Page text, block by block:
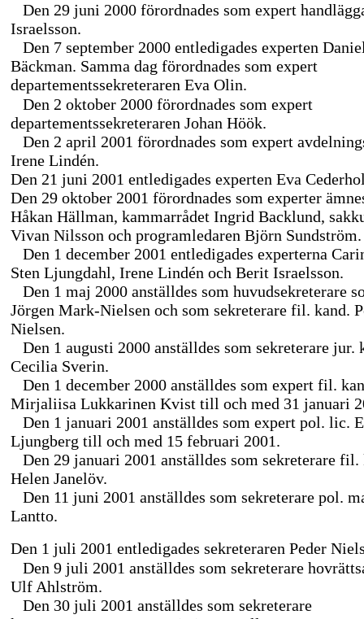
Den 29 juni 2000 förordnades som expert
Israelsson.
Den 7 september 2000 entledigades experten
Bäckman. Samma dag förordnades som expert
departementssekreteraren Eva Olin.
Den 2 oktober 2000 förordnades som expert
departementssekreteraren Johan Höök.
Den 2 april 2001 förordnades som expert
Irene Lindén.
Den 21 juni 2001 entledigades experten Eva
Den 29 oktober 2001 förordnades som experter
Håkan Hällman, kammarrådet Ingrid Backlund,
Vivan Nilsson och programledaren Björn Sundström.
Den 1 december 2001 entledigades experterna
Sten Ljungdahl, Irene Lindén och Berit Israelsson.
Den 1 maj 2000 anställdes som huvudsekreterare
Jörgen Mark-Nielsen och som sekreterare fil. kand.
Nielsen.
Den 1 augusti 2000 anställdes som sekreterare jur.
Cecilia Sverin.
Den 1 december 2000 anställdes som expert fil.
Mirjaliisa Lukkarinen Kvist till och med 31 januari
Den 1 januari 2001 anställdes som expert pol. lic.
Ljungberg till och med 15 februari 2001.
Den 29 januari 2001 anställdes som sekreterare fil.
Helen Janelöv.
Den 11 juni 2001 anställdes som sekreterare pol.
Lantto.
Den 1 juli 2001 entledigades sekreteraren Peder
Den 9 juli 2001 anställdes som sekreterare
Ulf Ahlström.
Den 30 juli 2001 anställdes som sekreterare